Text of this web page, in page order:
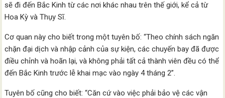
sẽ đi đến Bắc Kinh từ các nơi khác nhau trên thế giới, kể cả từ
Hoa Kỳ và Thụy Sĩ.
Cơ quan này cho biết trong một tuyên bố: “Theo chính sách ngăn
chặn đại dịch và nhập cảnh của sự kiện, các chuyến bay đã được
điều chỉnh và hoãn lại, và không phải tất cả thành viên đều có thể
đến Bắc Kinh trước lễ khai mạc vào ngày 4 tháng 2”.
Tuyên bố cũng cho biết: “Căn cứ vào việc phải bảo vệ các vận